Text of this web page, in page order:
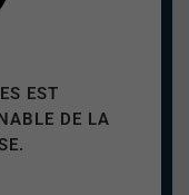
EST
DE LA